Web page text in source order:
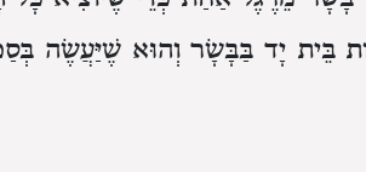
בֵּית יָד בַּבָּשָׂר וְהוּא שֶׁיַּעֲשֶׂה